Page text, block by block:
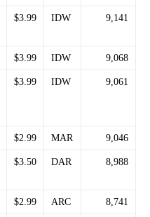
$3.99 IDW 9,141
$3.99 IDW 9,068
$3.99 IDW 9,061
$2.99 MAR 9,046
$3.50 DAR 8,988
$2.99 ARC 8,741